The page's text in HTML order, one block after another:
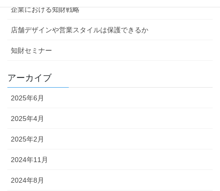
企業における知財戦略
店舗デザインや営業スタイルは保護できるか
知財セミナー
アーカイブ
2025年6月
2025年4月
2025年2月
2024年11月
2024年8月